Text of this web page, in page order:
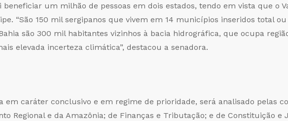
beneficiar um milhão de pessoas em dois estados, tendo em vista que o
“São 150 mil sergipanos que vivem em 14 municípios inseridos total
são 300 mil habitantes vizinhos à bacia hidrográfica, que ocupa
elevada incerteza climática”, destacou a senadora.
em caráter conclusivo e em regime de prioridade, será analisado pelas
Regional e da Amazônia; de Finanças e Tributação; e de Constituição e